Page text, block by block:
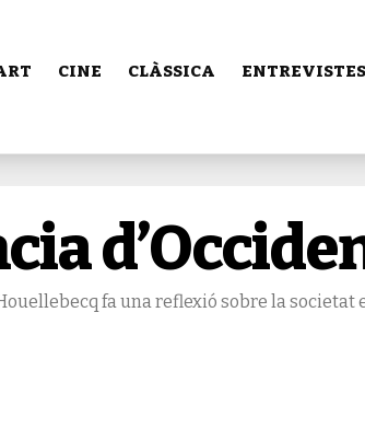
CINE CLÀSSICA ENTREVISTES
fa una reflexió sobre la societat